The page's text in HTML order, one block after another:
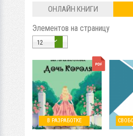
ОНЛАЙН КНИГИ
Элементов на страницу
12
В РАЗРАБОТКЕ